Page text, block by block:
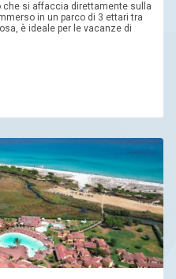
che si affaccia direttamente sulla
in un parco di 3 ettari tra
è ideale per le vacanze di